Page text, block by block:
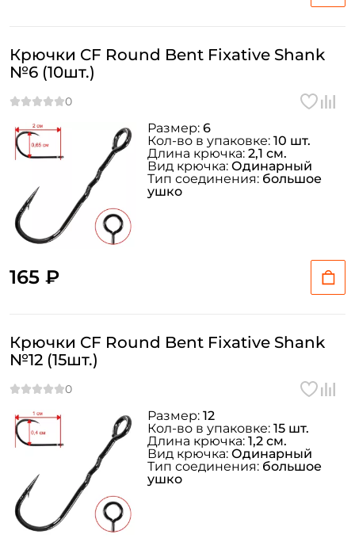
Крючки CF Round Bent Fixative Shank
№6 (10шт.)
165 ₽
Размер: 6
Кол-во в упаковке: 10 шт.
Длина крючка: 2,1 см.
Вид крючка: Одинарный
Тип соединения: большое
ушко
Крючки CF Round Bent Fixative Shank
№12 (15шт.)
Размер: 12
Кол-во в упаковке: 15 шт.
Длина крючка: 1,2 см.
Вид крючка: Одинарный
Тип соединения: большое
ушко
Создать аккаунт
ФИО: *
Email: *
Номер телефона: *
Придумайте пароль: *
Повторите пароль: *
Заполняя данную форму вы соглашаетесь на обработку
персональных данных
Создать аккаунт
У меня уже есть аккаунт